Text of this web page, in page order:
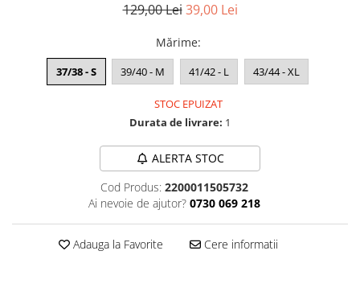
129,00 Lei 39,00 Lei
Mărime:
37/38 - S 39/40 - M 41/42 - L 43/44 - XL
STOC EPUIZAT
Durata de livrare: 1
ALERTA STOC
Cod Produs: 2200011505732
Ai nevoie de ajutor? 0730 069 218
Adauga la Favorite Cere informatii